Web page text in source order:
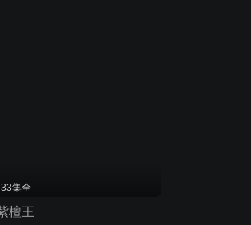
33集全
檀王